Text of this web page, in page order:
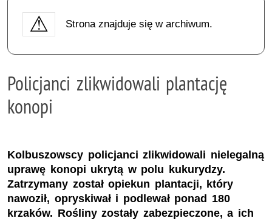
Strona znajduje się w archiwum.
Policjanci zlikwidowali plantację
konopi
Kolbuszowscy policjanci zlikwidowali nielegalną
uprawę konopi ukrytą w polu kukurydzy.
Zatrzymany został opiekun plantacji, który
nawoził, opryskiwał i podlewał ponad 180
krzaków. Rośliny zostały zabezpieczone, a ich